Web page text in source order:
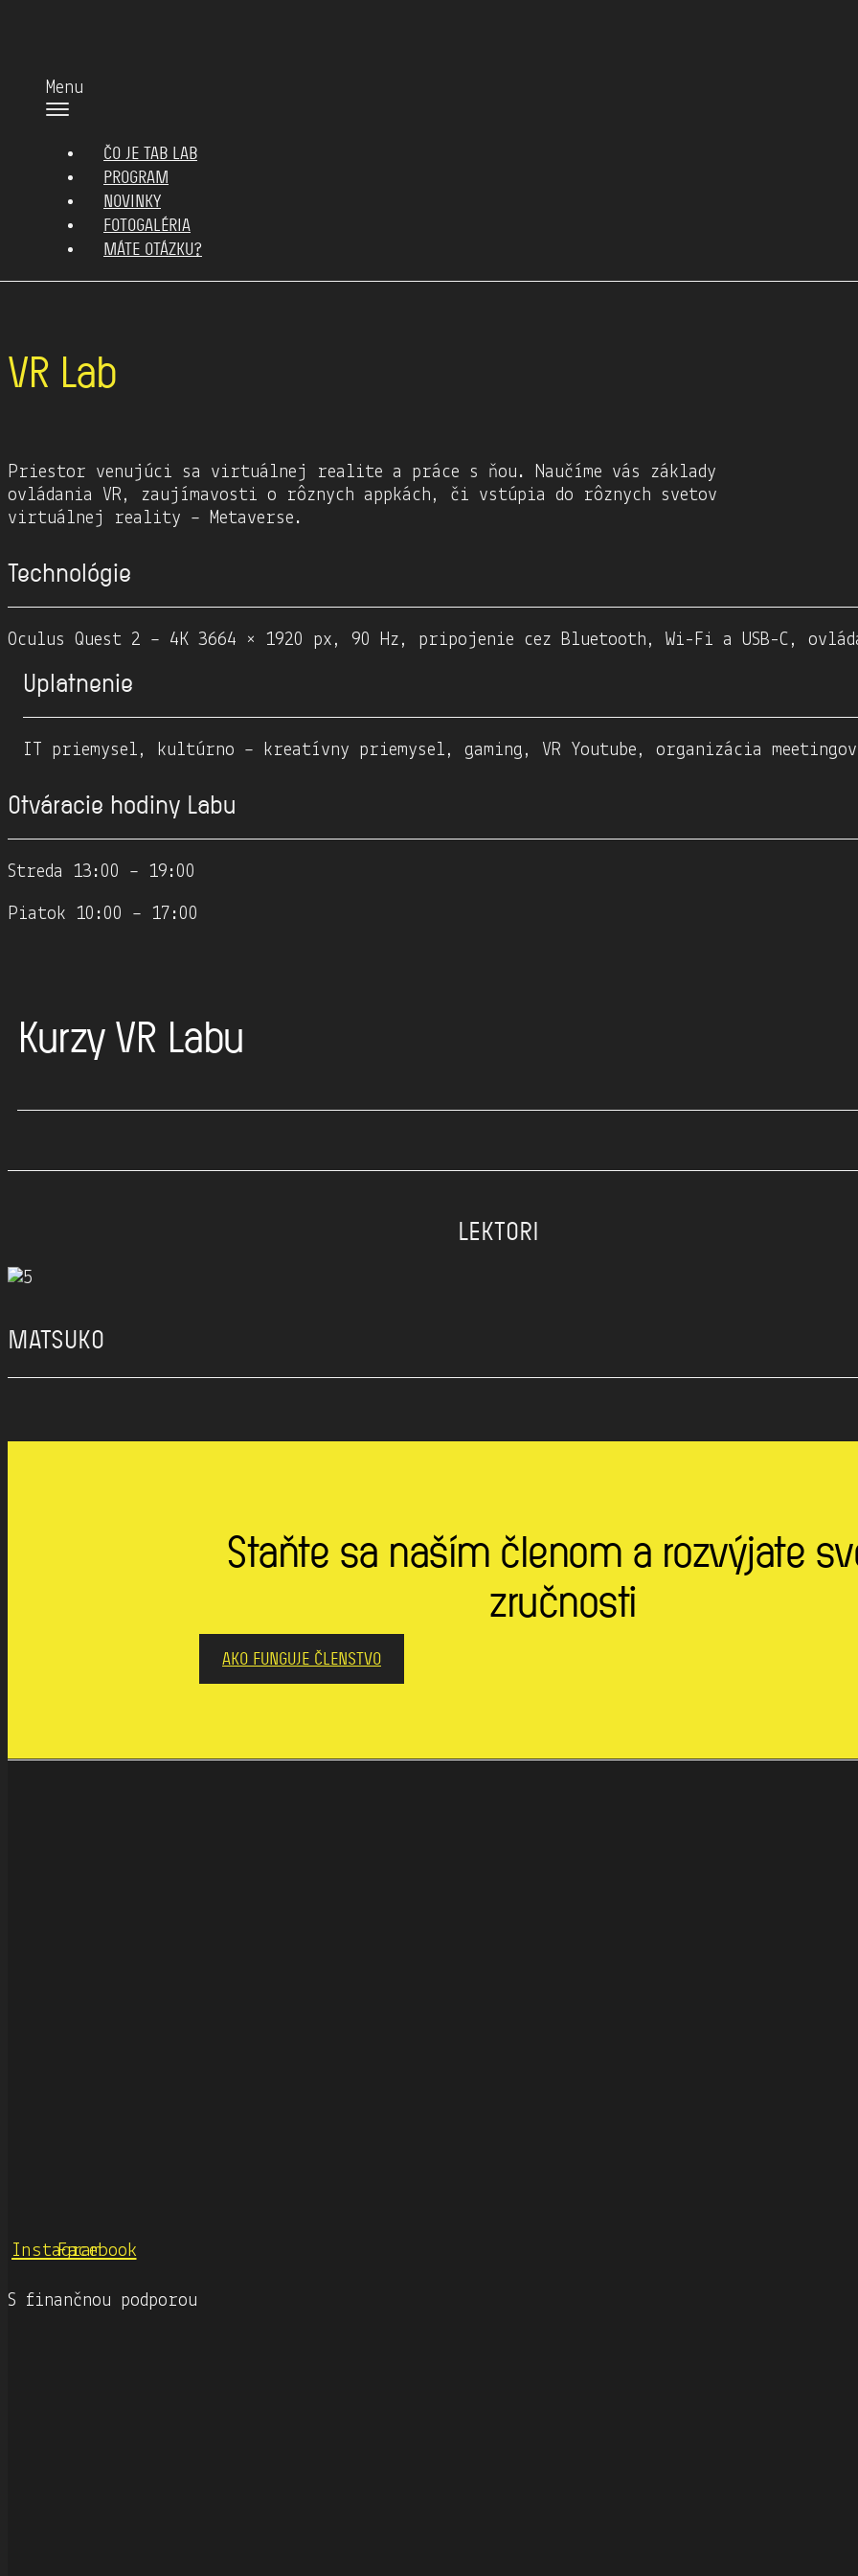
Menu
ČO JE TAB LAB
PROGRAM
NOVINKY
FOTOGALÉRIA
MÁTE OTÁZKU?
VR Lab
Priestor venujúci sa virtuálnej realite a práce s ňou. Naučíme vás základy
ovládania VR, zaujímavosti o rôznych appkách, či vstúpia do rôznych svetov
virtuálnej reality – Metaverse.
Technológie
Oculus Quest 2 – 4K 3664 × 1920 px, 90 Hz, pripojenie cez Bluetooth, Wi-Fi a USB-C,
Uplatnenie
IT priemysel, kultúrno – kreatívny priemysel, gaming, VR Youtube, organizácia meetingov
Otváracie hodiny Labu
Streda 13:00 – 19:00
Piatok 10:00 – 17:00
Kurzy VR Labu
LEKTORI
MATSUKO
Staňte sa naším členom a rozvýjate
zručnosti
AKO FUNGUJE ČLENSTVO
Instagram
Facebook
S finančnou podporou